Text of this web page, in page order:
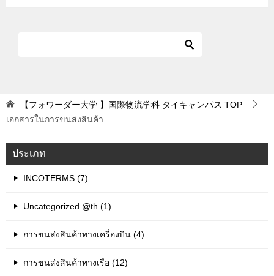
【フォワーダー大学 】国際物流学科 タイキャンパス TOP
เอกสารในการขนส่งสินค้า
ประเภท
INCOTERMS (7)
Uncategorized @th (1)
การขนส่งสินค้าทางเครื่องบิน (4)
การขนส่งสินค้าทางเรือ (12)